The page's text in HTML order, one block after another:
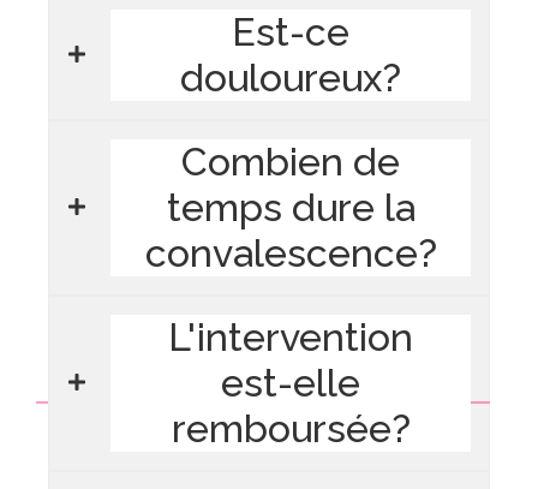
Est-ce
douloureux?
Combien de
temps dure la
convalescence?
L'intervention
est-elle
remboursée?